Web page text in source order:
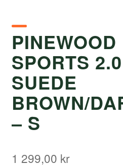
PINEWOOD
SPORTS
SUEDE
BROWN/
– S
1 299,00 kr